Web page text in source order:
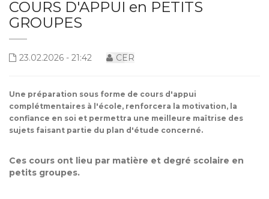
COURS D'APPUI en PETITS
GROUPES
23.02.2026 - 21:42 CER
Une préparation sous forme de cours d'appui
complétmentaires à l'école, renforcera la motivation, la
confiance en soi et permettra une meilleure maîtrise des
sujets faisant partie du plan d'étude concerné.
Ces cours ont lieu par matière et degré scolaire en
petits groupes.